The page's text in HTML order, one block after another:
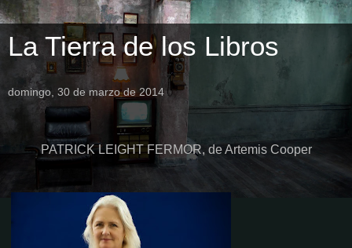
La Tierra de los Libros
domingo, 30 de marzo de 2014
PATRICK LEIGHT FERMOR, de Artemis Cooper